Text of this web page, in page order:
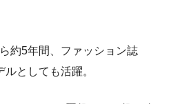
約5年間、ファッション誌
ルとしても活躍。